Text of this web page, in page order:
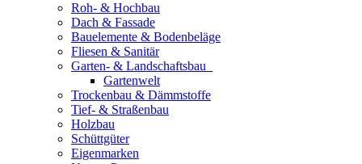
Roh- & Hochbau
Dach & Fassade
Bauelemente & Bodenbeläge
Fliesen & Sanitär
Garten- & Landschaftsbau
Gartenwelt
Trockenbau & Dämmstoffe
Tief- & Straßenbau
Holzbau
Schüttgüter
Eigenmarken